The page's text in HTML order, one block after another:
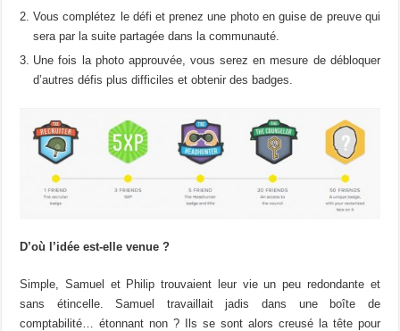
Vous complétez le défi et prenez une photo en guise de preuve qui
sera par la suite partagée dans la communauté.
Une fois la photo approuvée, vous serez en mesure de débloquer
d’autres défis plus difficiles et obtenir des badges.
D’où l’idée est-elle venue ?
Simple, Samuel et Philip trouvaient leur vie un peu redondante et
sans étincelle. Samuel travaillait jadis dans une boîte de
comptabilité… étonnant non ? Ils se sont alors creusé la tête pour